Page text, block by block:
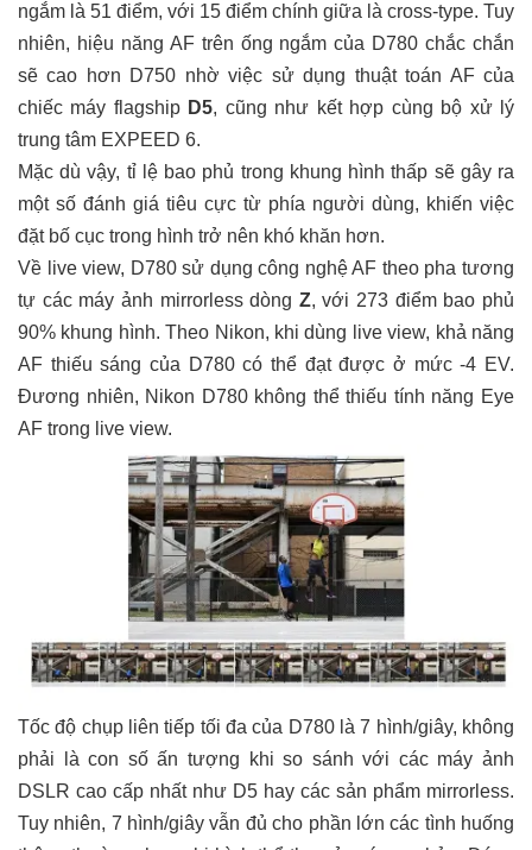
ngắm là 51 điểm, với 15 điểm chính giữa là cross-type. Tuy
nhiên, hiệu năng AF trên ống ngắm của D780 chắc chắn
sẽ cao hơn D750 nhờ việc sử dụng thuật toán AF của
chiếc máy flagship D5, cũng như kết hợp cùng bộ xử lý
trung tâm EXPEED 6.
Mặc dù vậy, tỉ lệ bao phủ trong khung hình thấp sẽ gây ra
một số đánh giá tiêu cực từ phía người dùng, khiến việc
đặt bố cục trong hình trở nên khó khăn hơn.
Về live view, D780 sử dụng công nghệ AF theo pha tương
tự các máy ảnh mirrorless dòng Z, với 273 điểm bao phủ
90% khung hình. Theo Nikon, khi dùng live view, khả năng
AF thiếu sáng của D780 có thể đạt được ở mức -4 EV.
Đương nhiên, Nikon D780 không thể thiếu tính năng Eye
AF trong live view.
Tốc độ chụp liên tiếp tối đa của D780 là 7 hình/giây, không
phải là con số ấn tượng khi so sánh với các máy ảnh
DSLR cao cấp nhất như D5 hay các sản phẩm mirrorless.
Tuy nhiên, 7 hình/giây vẫn đủ cho phần lớn các tình huống